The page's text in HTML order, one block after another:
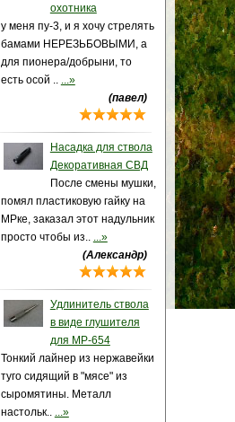
охотника
у меня пу-3, и я хочу стрелять
бамами НЕРЕЗЬБОВЫМИ, а
для пионера/добрыни, то
есть осой .. ...»
(павел)
Насадка для ствола
Декоративная СВД
После смены мушки,
помял пластиковую гайку на
МРке, заказал этот надульник
просто чтобы из.. ...»
(Александр)
Удлинитель ствола
в виде глушителя
для МР-654
Тонкий лайнер из нержавейки
туго сидящий в "мясе" из
сыромятины. Металл
настольк.. ...»